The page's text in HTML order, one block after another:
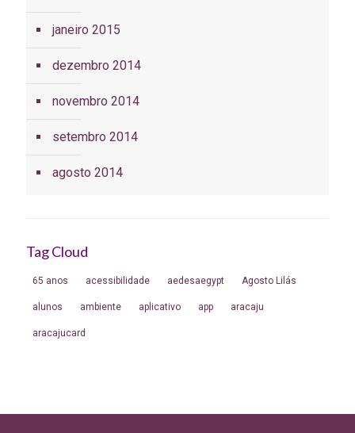
janeiro 2015
dezembro 2014
novembro 2014
setembro 2014
agosto 2014
Tag Cloud
65 anos acessibilidade aedesaegypt Agosto Lilás
alunos ambiente aplicativo app aracaju
aracajucard